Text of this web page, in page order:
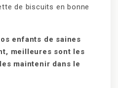
de biscuits en bonne
enfants de saines
meilleures sont les
maintenir dans le